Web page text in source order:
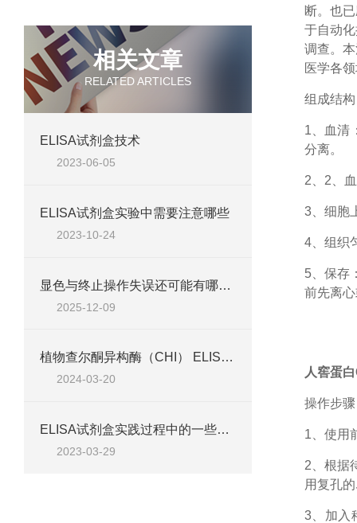
相关文章
RELATED ARTICLES
ELISA试剂盒技术
2023-06-05
ELISA试剂盒实验中需要注意哪些
2023-10-24
显色与终止操作失误还可能有哪些原因？
2025-12-09
植物查尔酮异构酶（CHI） ELISA检测试剂盒说明
2024-03-20
ELISA试剂盒实践过程中的一些技巧
2023-03-29
断。也
于自动
调查。
医学各
组成结构
1、
血清
分离。
2、 2、
3、细胞
4、组织
5、保存
前先离
人窖蛋
操作步
1、 使用
2、根据
用复孔
3、加入